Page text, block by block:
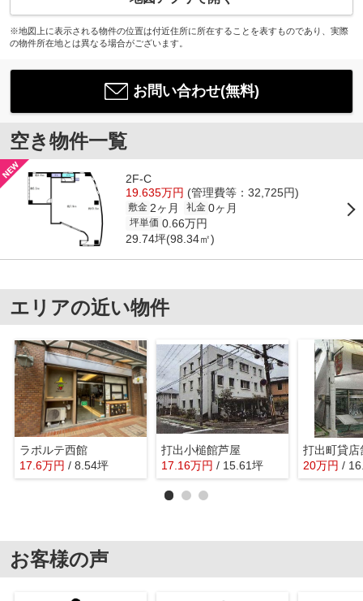
※地図上に表示される物件の位置は付近住所に所在することを表すものであり、実際
の物件所在地とは異なる場合がございます。
お問い合わせ(無料)
空き物件一覧
2F-C
19.635万円 (管理費等：32,725円)
敷金 2ヶ月 礼金 0ヶ月
坪単価 0.66万円
29.74坪(98.34㎡)
エリアの近い物件
ラポルテ西館
17.6万円 / 8.54坪
打出小槌館芦屋
17.16万円 / 15.61坪
打出町貸店
20万円 /
お客様の声